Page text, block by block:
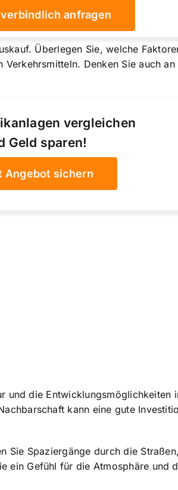
anfragen
Überlegen Sie, welche
Denken Sie auch
vergleichen
Geld sparen!
Angebot sichern
die Entwicklungsmöglichkeiten
kann eine gute
Spaziergänge durch die
ein Gefühl für die Atmosphäre und